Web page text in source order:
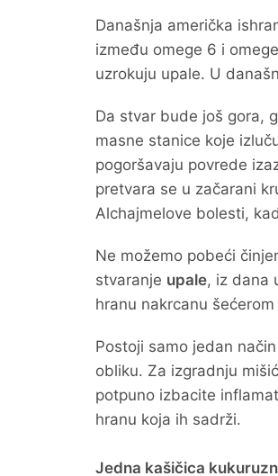
Današnja američka
između omege 6 i
uzrokuju upale. U
Da stvar bude još gora,
masne stanice koje
pogoršavaju povrede
pretvara se u začarani
Alchajmelove bolesti,
Ne možemo pobeći
stvaranje upale, iz dana
hranu nakrcanu
Postoji samo jedan
obliku. Za izgradnju
potpuno izbacite
hranu koja ih sadrži.
Jedna kašičica